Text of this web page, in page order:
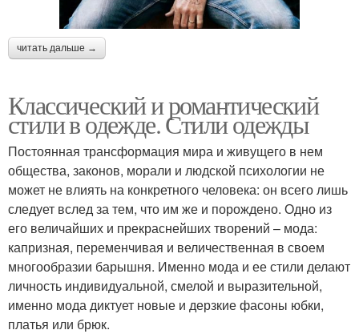
читать дальше →
Классический и романтический
стили в одежде. Стили одежды
Постоянная трансформация мира и живущего в нем
общества, законов, морали и людской психологии не
может не влиять на конкретного человека: он всего лишь
следует вслед за тем, что им же и порождено. Одно из
его величайших и прекраснейших творений – мода:
капризная, переменчивая и величественная в своем
многообразии барышня. Именно мода и ее стили делают
личность индивидуальной, смелой и выразительной,
именно мода диктует новые и дерзкие фасоны юбки,
платья или брюк.